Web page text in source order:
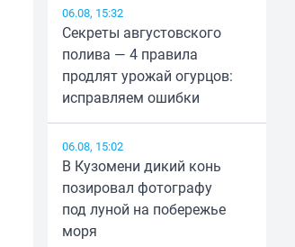
06.08, 15:32
Секреты августовского
полива — 4 правила
продлят урожай огурцов:
исправляем ошибки
06.08, 15:02
В Кузомени дикий конь
позировал фотографу
под луной на побережье
моря